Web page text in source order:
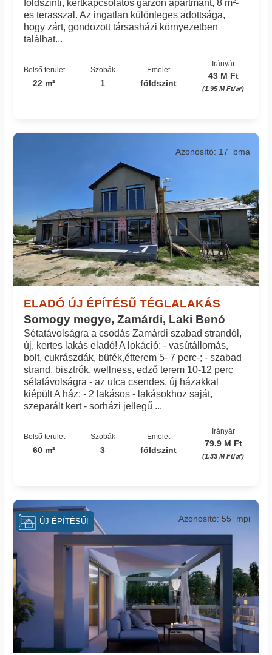
földszinti, kertkapcsolatos garzon apartmant, 8 m²-
es terasszal. Az ingatlan különleges adottsága,
hogy zárt, gondozott társasházi környezetben
találhat...
Belső terület
22 m²
Szobák
1
Emelet
földszint
Irányár
43 M Ft
(1.95 M Ft/㎡)
ELADÓ ÚJ ÉPÍTÉSŰ TÉGLALAKÁS
Somogy megye, Zamárdi, Laki Benó
Azonosító: 17_bma
Sétatávolságra a csodás Zamárdi szabad strandól,
új, kertes lakás eladó! A lokáció: - vasútállomás,
bolt, cukrászdák, büfék,étterem 5- 7 perc-; - szabad
strand, bisztrók, wellness, edző terem 10-12 perc
sétatávolságra - az utca csendes, új házakkal
kiépült A ház: - 2 lakásos - lakásokhoz saját,
szeparált kert - sorházi jellegű ...
Belső terület
60 m²
Szobák
3
Emelet
földszint
Irányár
79.9 M Ft
(1.33 M Ft/㎡)
Azonosító: 55_mpi
ÚJ ÉPÍTÉSŰ!